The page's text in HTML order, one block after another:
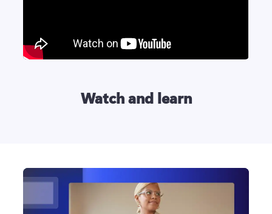
Watch and learn